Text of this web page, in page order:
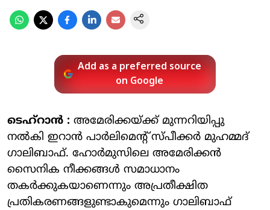
Add as a preferred source
on Google
ടെഹ്‌റാന്‍ : അമേരിക്കയ്ക്ക് മുന്നറിയിപ്പു
നല്‍കി ഇറാന്‍ പാര്‍ലിമെന്റ് സ്പീക്കര്‍ മുഹമ്മദ്
ഗാലിബാഫ്. ഹോര്‍മുസിലെ അമേരിക്കന്‍
സൈനിക നീക്കങ്ങള്‍ സമാധാനം
തകര്‍ക്കുകയാണെന്നും അപ്രതീക്ഷിത
പ്രതികരണങ്ങളുണ്ടാകുമെന്നും ഗാലിബാഫ്